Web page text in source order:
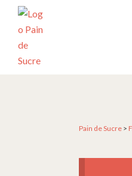
Passer
Passer
Passer
Pain de Sucre >